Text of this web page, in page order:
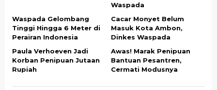
Waspada
Waspada Gelombang
Tinggi Hingga 6 Meter di
Perairan Indonesia
Cacar Monyet Belum
Masuk Kota Ambon,
Dinkes Waspada
Paula Verhoeven Jadi
Korban Penipuan Jutaan
Rupiah
Awas! Marak Penipuan
Bantuan Pesantren,
Cermati Modusnya